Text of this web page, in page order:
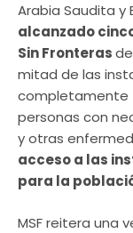
Arabia Saudita y
alcanzado
Sin Fronteras
mitad de las
completamente
personas con
y otras
acceso a las
para la
MSF reitera una